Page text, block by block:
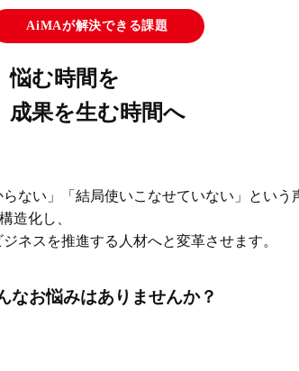
AiMAが解決できる課題
悩む時間を
成果を生む時間へ
ない」「結局使いこなせていない」という
造化し、
ジネスを推進する人材へと変革させます。
なお悩みはありませんか？